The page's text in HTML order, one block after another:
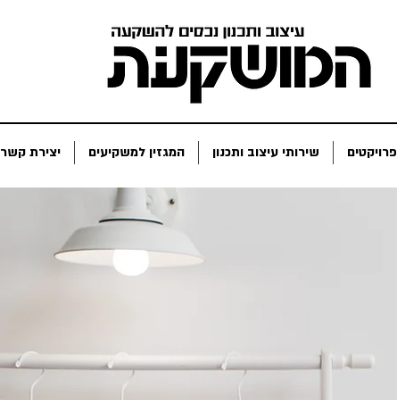
פרויקטים שירותי עיצוב ותכנון המגזין למשקיעים יצירת קשר